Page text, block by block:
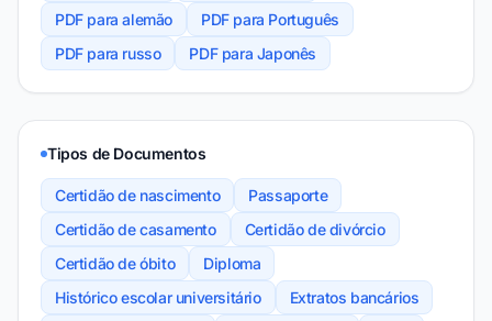
PDF para alemão
PDF para Português
PDF para russo
PDF para Japonês
Tipos de Documentos
Certidão de nascimento
Passaporte
Certidão de casamento
Certidão de divórcio
Certidão de óbito
Diploma
Histórico escolar universitário
Extratos bancários